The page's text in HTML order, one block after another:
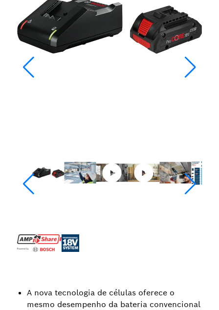
A nova tecnologia de células oferece o
mesmo desempenho da bateria convencional